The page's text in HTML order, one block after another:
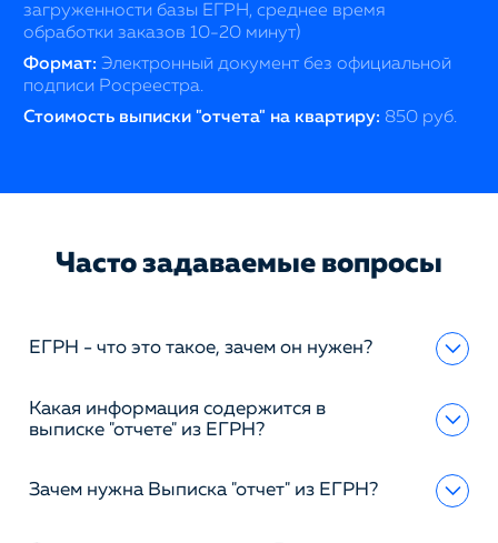
загруженности базы ЕГРН, среднее время
обработки заказов 10-20 минут)
Формат: Электронный документ без официальной
подписи Росреестра.
Стоимость выписки "отчета" на квартиру: 850 руб.
Часто задаваемые вопросы
ЕГРН - что это такое, зачем он нужен?
Какая информация содержится в
выписке "отчете" из ЕГРН?
Зачем нужна Выписка "отчет" из ЕГРН?